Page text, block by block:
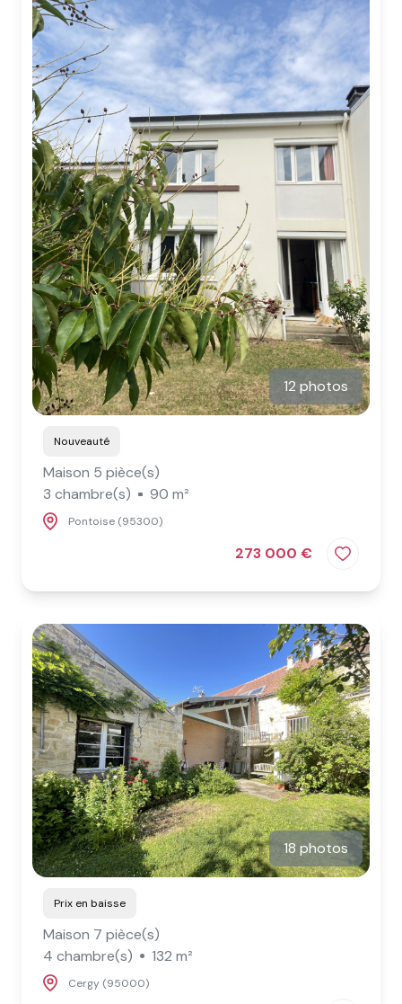
e-
mail
contact
12 photos
Nouveauté
Maison 5 pièce(s)
3 chambre(s)
90 m²
Pontoise (95300)
273 000 €
18 photos
Prix en baisse
Maison 7 pièce(s)
4 chambre(s)
132 m²
Cergy (95000)